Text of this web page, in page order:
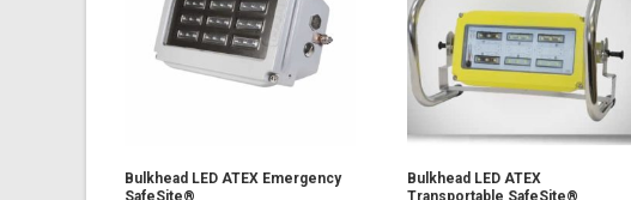
Bulkhead LED ATEX Emergency
SafeSite®
Bulkhead LED ATEX
Transportable SafeSite®